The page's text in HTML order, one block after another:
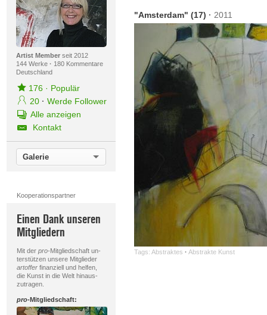
Fokus-Werke
Neue Werke – Auswahl
Alle neuen Werke
Artist Memberseit 2012
144 Werke · 180 Kommentare
Deutschland
176· Populär
20 · Werde Follower
Alle anzeigen
Kontakt
Galerie
Kooperationspartner
Einen Dank unseren
Mitgliedern
Mit der pro-Mitgliedschaft un-
terstützen unsere Mitglieder
artofferfinanziell und helfen,
die Kunst in die Welt hinaus-
zutragen.
pro-Mitgliedschaft:
"Amsterdam" (17) · 2011
Tags: Abstraktes · Abstrakte Kunst